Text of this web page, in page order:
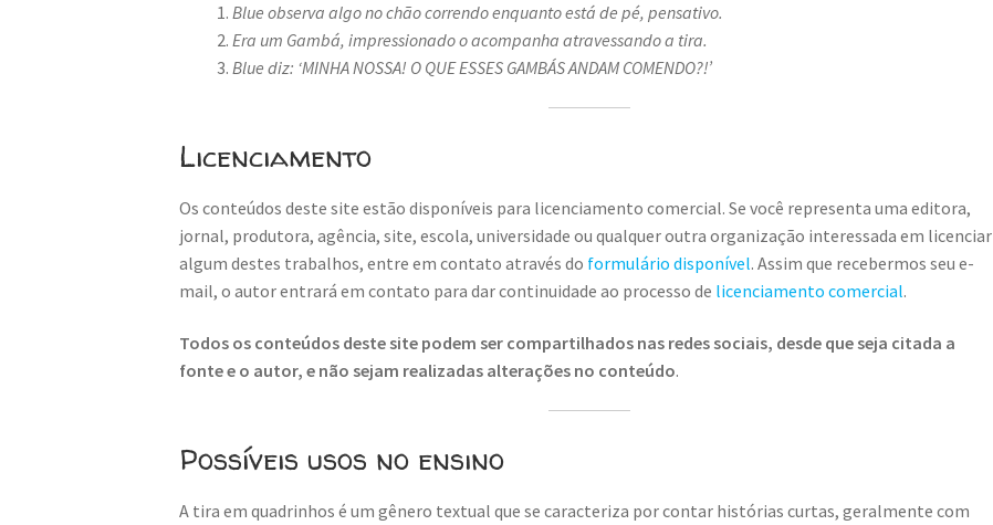
Blue observa algo no chão correndo enquanto está de pé, pensativo.
Era um Gambá, impressionado o acompanha atravessando a tira.
Blue diz: ‘MINHA NOSSA! O QUE ESSES GAMBÁS ANDAM COMENDO?!’
Licenciamento
Os conteúdos deste site estão disponíveis para licenciamento comercial. Se você representa uma editora,
jornal, produtora, agência, site, escola, universidade ou qualquer outra organização interessada em licenciar
algum destes trabalhos, entre em contato através do formulário disponível. Assim que recebermos seu e-
mail, o autor entrará em contato para dar continuidade ao processo de licenciamento comercial.
Todos os conteúdos deste site podem ser compartilhados nas redes sociais, desde que seja citada a
fonte e o autor, e não sejam realizadas alterações no conteúdo.
Possíveis usos no ensino
A tira em quadrinhos é um gênero textual que se caracteriza por contar histórias curtas, geralmente com